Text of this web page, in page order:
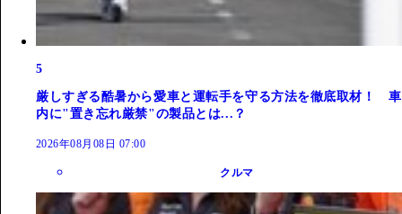
5
厳しすぎる酷暑から愛車と運転手を守る方法を徹底取材！ 車
内に"置き忘れ厳禁"の製品とは...？
2026年08月08日 07:00
クルマ